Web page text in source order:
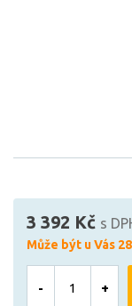
3 392 Kč s
Může být u Vás
- +